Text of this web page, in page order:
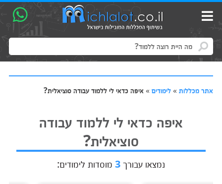
אתר מכללות» לימודים» איפה כדאי לי ללמוד עבודה סוציאלית?
איפה כדאי לי ללמוד עבודה
סוציאלית?
נמצאו עבורך3 מוסדות לימודים: